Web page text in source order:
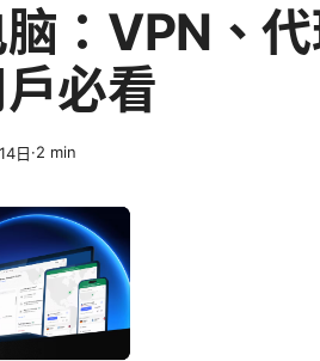
：VPN、
必看
日·2 min